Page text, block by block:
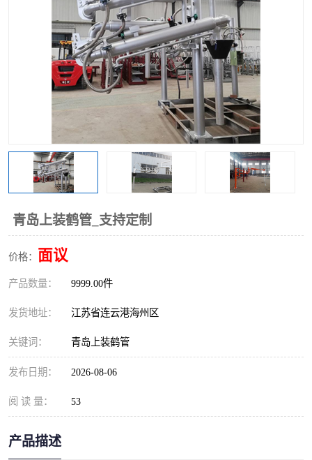
青岛上装鹤管_支持定制
价格： 面议
产品数量： 9999.00件
发货地址： 江苏省连云港海州区
关键词： 青岛上装鹤管
发布日期： 2026-08-06
阅 读 量： 53
产品描述